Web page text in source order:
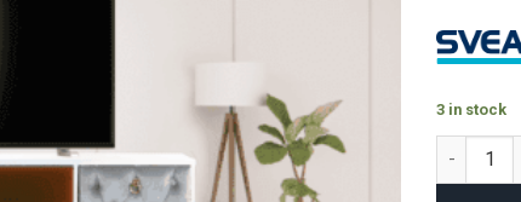
3 in stock
Peking